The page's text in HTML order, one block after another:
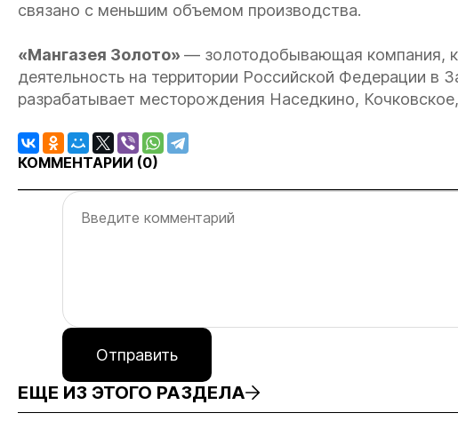
связано с меньшим объемом производства.
«Мангазея Золото» — золотодобывающая компания,
деятельность на территории Российской Федерации в
разрабатывает месторождения Наседкино,
КОММЕНТАРИИ (0)
Отправить
ЕЩЕ ИЗ ЭТОГО РАЗДЕЛА